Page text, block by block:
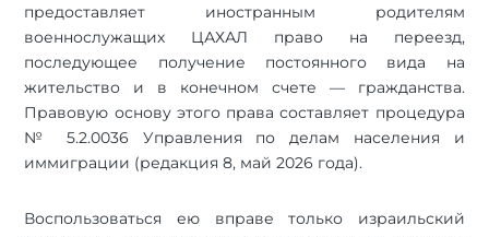
предоставляет иностранным родителям
военнослужащих ЦАХАЛ право на переезд,
последующее получение постоянного вида на
жительство и в конечном счете — гражданства.
Правовую основу этого права составляет процедура
№ 5.2.0036 Управления по делам населения и
иммиграции (редакция 8, май 2026 года).
Воспользоваться ею вправе только израильский